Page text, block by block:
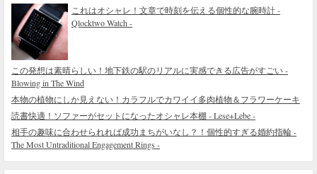
これはオシャレ！文章で時刻を伝える個性的な腕時計 -
Qlocktwo Watch -
この発想は素晴らしい！地下鉄の駅のリアルに実感できる広告がすごい -
Blowing in The Wind
本物の植物にしか見えない！カラフルでカワイイ多肉植物＆フラワーケーキ
読書快適！ソファーがセットになったオシャレ本棚 - Lese+Lebe -
相手の趣味に合わせられれば成功まちがいなし？！個性的すぎる婚約指輪 -
The Most Untraditional Engagement Rings -